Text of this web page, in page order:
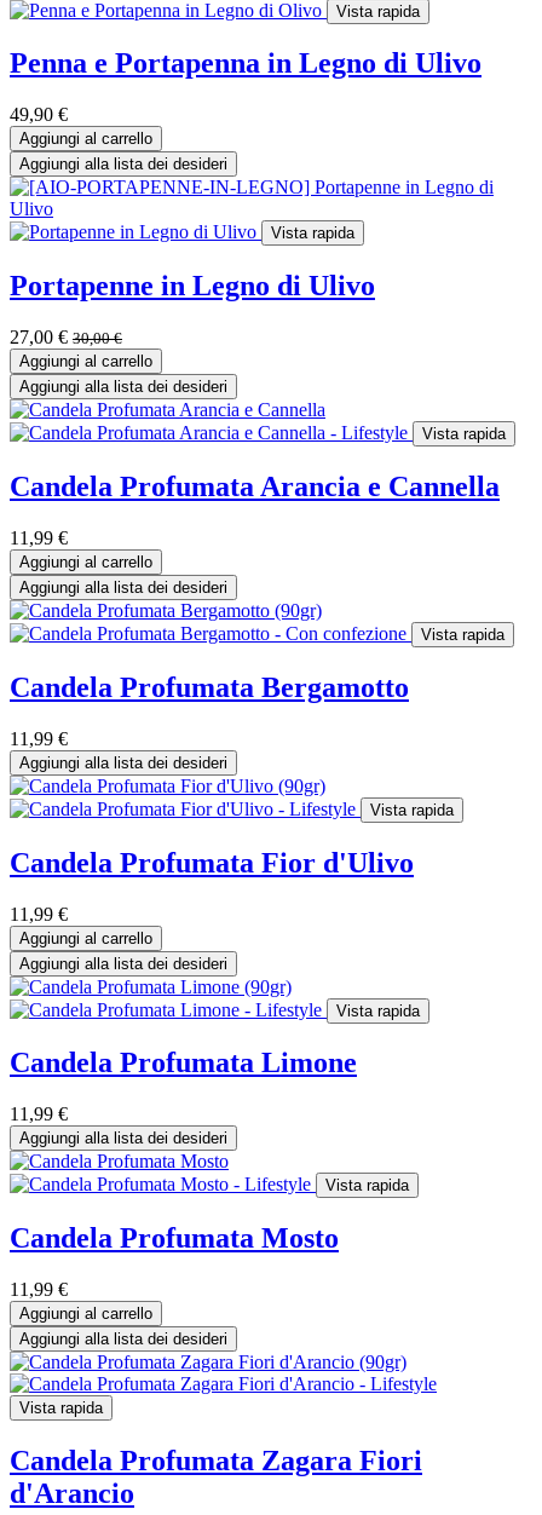
Vista rapida
Penna e Portapenna in Legno di Ulivo
49,90 €
Aggiungi al carrello
Aggiungi alla lista dei desideri
Vista rapida
Portapenne in Legno di Ulivo
27,00 € 30,00€
Aggiungi al carrello
Aggiungi alla lista dei desideri
Vista rapida
Candela Profumata Arancia e Cannella
11,99 €
Aggiungi al carrello
Aggiungi alla lista dei desideri
Vista rapida
Candela Profumata Bergamotto
11,99 €
Aggiungi alla lista dei desideri
Vista rapida
Candela Profumata Fior d'Ulivo
11,99 €
Aggiungi al carrello
Aggiungi alla lista dei desideri
Vista rapida
Candela Profumata Limone
11,99 €
Aggiungi alla lista dei desideri
Vista rapida
Candela Profumata Mosto
11,99 €
Aggiungi al carrello
Aggiungi alla lista dei desideri
Vista rapida
Candela Profumata Zagara Fiori
d'Arancio